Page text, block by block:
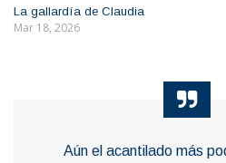
La gallardía de Claudia
Mar 18, 2026
Aún el acantilado más